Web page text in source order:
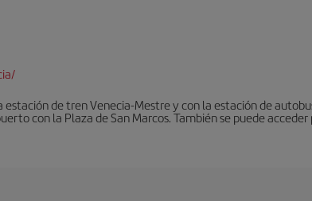
de tren Venecia-Mestre y con la estación de
con la Plaza de San Marcos. También se puede